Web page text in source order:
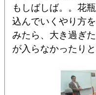
もしばしば。。花
込んでいくやり方
みたら、大き過ぎ
が入らなかったりと